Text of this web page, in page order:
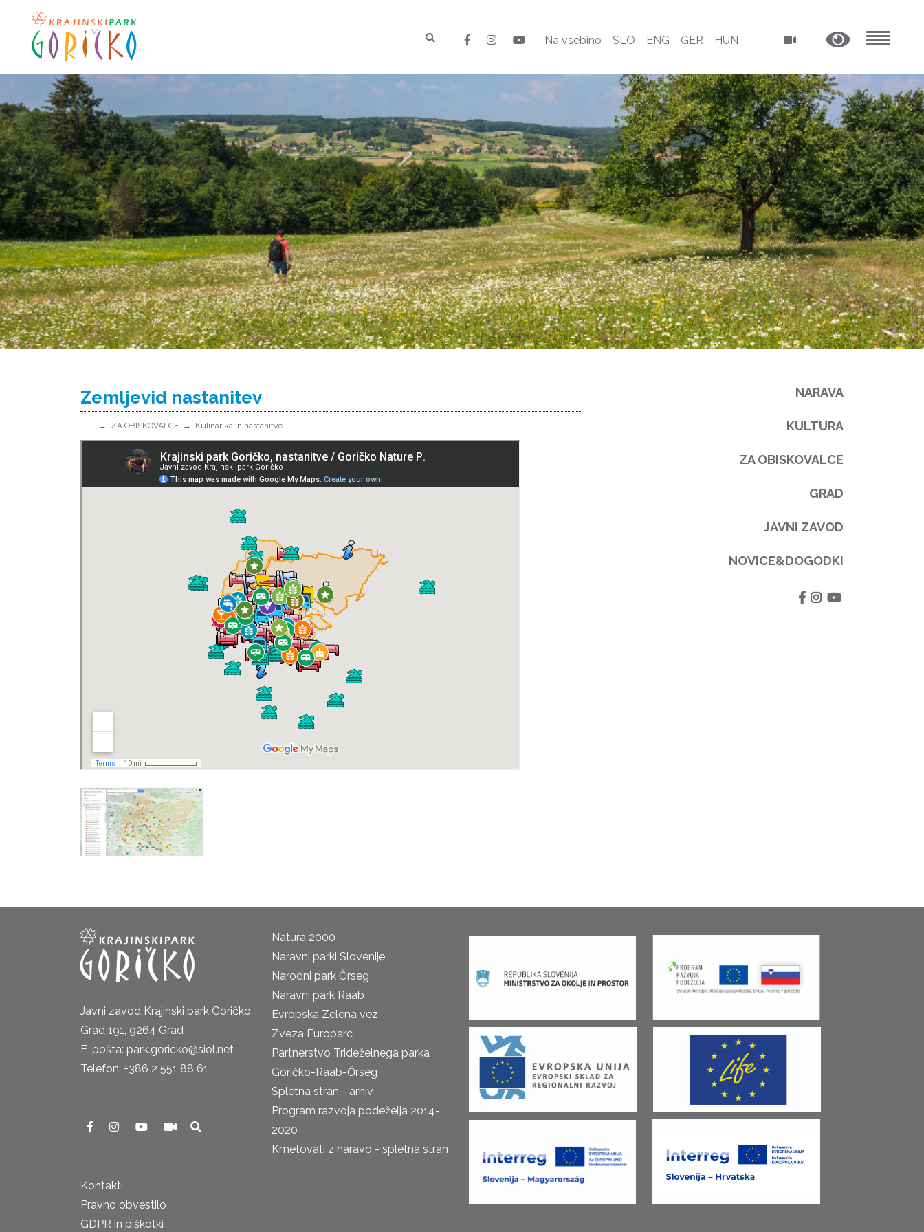
Na vsebino SLO ENG GER HUN
Zemljevid nastanitev
ZA OBISKOVALCE Kulinarika in nastanitve
NARAVA
KULTURA
ZA OBISKOVALCE
GRAD
JAVNI ZAVOD
NOVICE&DOGODKI
Javni zavod Krajinski park Goričko
Grad 191, 9264 Grad
E-pošta: park.goricko@siol.net
Telefon: +386 2 551 88 61
Kontakti
Pravno obvestilo
GDPR in piškotki
Natura 2000
Naravni parki Slovenije
Narodni park Őrseg
Naravni park Raab
Evropska Zelena vez
Zveza Europarc
Partnerstvo Trideželnega parka
Goričko-Raab-Őrség
Spletna stran - arhiv
Program razvoja podeželja 2014-
2020
Kmetovati z naravo - spletna stran